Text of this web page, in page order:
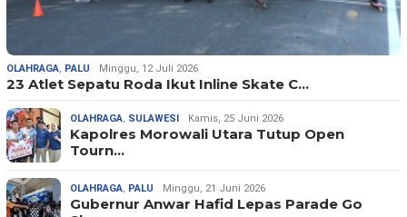
OLAHRAGA, PALU Minggu, 12 Juli 2026
23 Atlet Sepatu Roda Ikut Inline Skate C…
OLAHRAGA, SULAWESI Kamis, 25 Juni 2026
Kapolres Morowali Utara Tutup Open
Tourn…
OLAHRAGA, PALU Minggu, 21 Juni 2026
Gubernur Anwar Hafid Lepas Parade Go